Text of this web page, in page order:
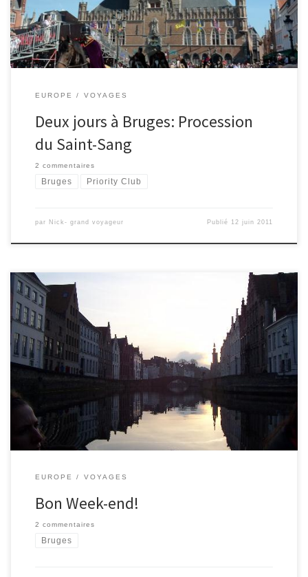
cette fête […]
EUROPE VOYAGES
Deux jours à Bruges: Procession
du Saint-Sang
2 commentaires
Bruges Priority Club
par Nick- grand voyageur Publié 12 juin 2011
Ce week-end je pars à Bruges et Rotterdam, donc je m’absente
quelques jours. Je vous souhaite un très bon week-end
d’Ascension et un bon voyage si vous partez également. Et dans
tous les cas un grand merci pour visiter le blog Grand Voyageur. A
EUROPE VOYAGES
Bon Week-end!
2 commentaires
Bruges